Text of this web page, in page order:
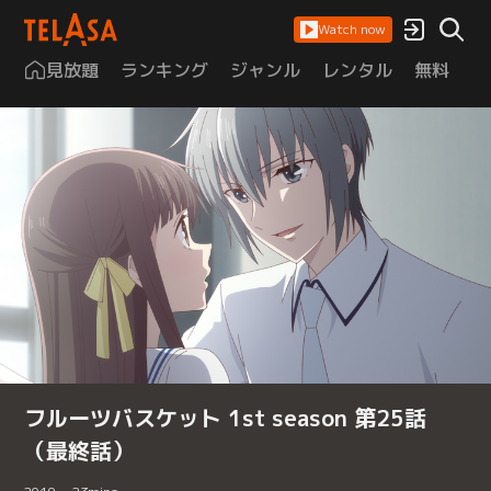
Watch now
見放題 ランキング ジャンル レンタル 無料
フルーツバスケット 1st season 第25話
（最終話）